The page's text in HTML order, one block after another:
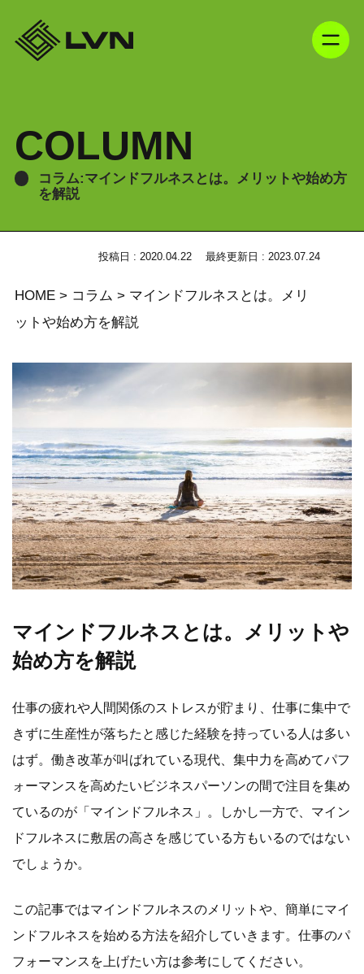
COLUMN
コラム:マインドフルネスとは。メリットや始め方
を解説
投稿日 : 2020.04.22 最終更新日 : 2023.07.24
HOME> コラム > マインドフルネスとは。メリ
ットや始め方を解説
マインドフルネスとは。メリットや
始め方を解説
仕事の疲れや人間関係のストレスが貯まり、仕事に集中で
きずに生産性が落ちたと感じた経験を持っている人は多い
はず。働き改革が叫ばれている現代、集中力を高めてパフ
ォーマンスを高めたいビジネスパーソンの間で注目を集め
ているのが「マインドフルネス」。しかし一方で、マイン
ドフルネスに敷居の高さを感じている方もいるのではない
でしょうか。
この記事ではマインドフルネスのメリットや、簡単にマイ
ンドフルネスを始める方法を紹介していきます。仕事のパ
フォーマンスを上げたい方は参考にしてください。